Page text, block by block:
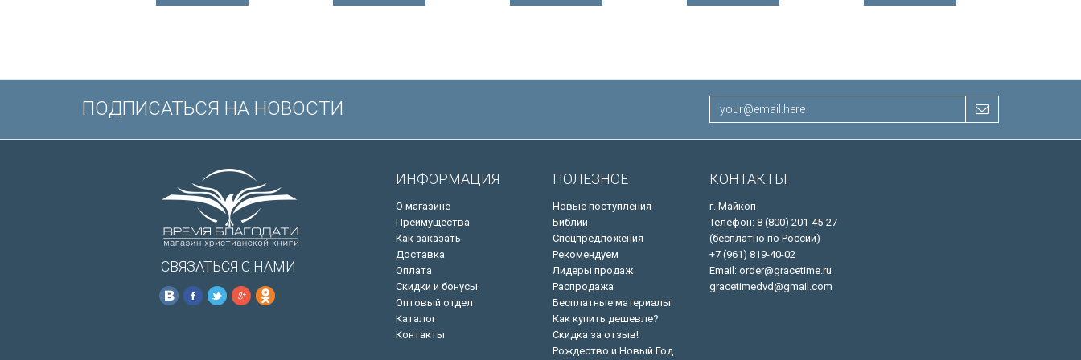
ПОДПИСАТЬСЯ НА НОВОСТИ
СВЯЗАТЬСЯ С НАМИ
ИНФОРМАЦИЯ
О магазине
Преимущества
Как заказать
Доставка
Оплата
Скидки и бонусы
Оптовый отдел
Каталог
Контакты
ПОЛЕЗНОЕ
Новые поступления
Библии
Спецпредложения
Рекомендуем
Лидеры продаж
Распродажа
Бесплатные материалы
Как купить дешевле?
Скидка за отзыв!
Рождество и Новый Год
КОНТАКТЫ
г. Майкоп
Телефон: 8 (800) 201-45-27
(бесплатно по России)
+7 (961) 819-40-02
Email: order@gracetime.ru
gracetimedvd@gmail.com